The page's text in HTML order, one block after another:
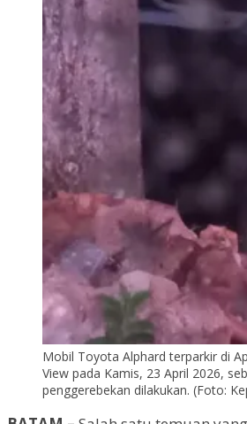
Mobil Toyota Alphard terparkir di
View pada Kamis, 23 April 2026,
penggerebekan dilakukan. (Foto: